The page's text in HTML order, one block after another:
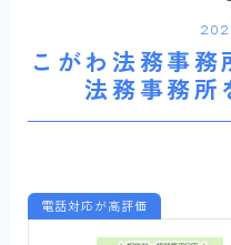
こがわ法務事務
法務事務所
電話対応が高評価